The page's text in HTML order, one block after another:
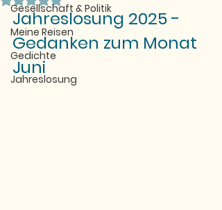
Gesellschaft & Politik
Meine Reisen
Gedichte
Jahreslosung
Jahreslosung 2025 -
Gedanken zum Monat
Juni